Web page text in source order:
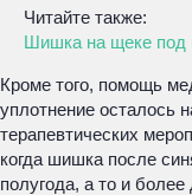
Читайте также:
Шишка на щеке под
Кроме того, помощь
уплотнение осталось
терапевтических
когда шишка после
полугода, а то и